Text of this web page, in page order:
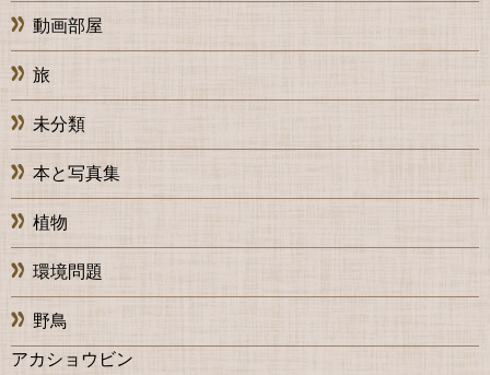
動画部屋
旅
未分類
本と写真集
植物
環境問題
野鳥
アカショウビン